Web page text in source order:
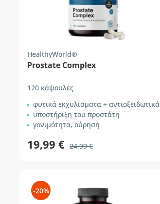
HealthyWorld®
Prostate Complex
120 κάψουλες
φυτικά εκχυλίσματα + αντιοξειδωτικά
υποστήριξη του προστάτη
γονιμότητα, ούρηση
19,99 € 24,99 €
-20%